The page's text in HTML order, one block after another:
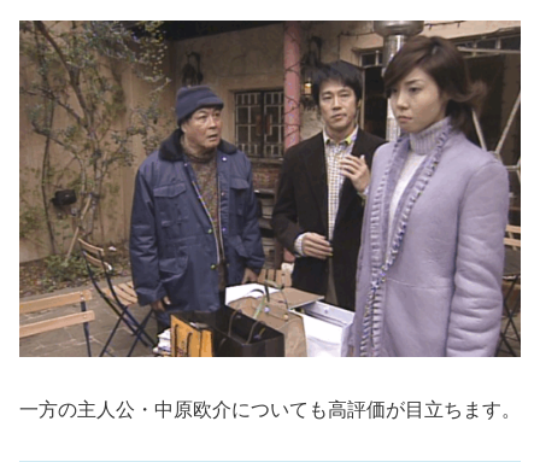
一方の主人公・中原欧介についても高評価が目立ちます。